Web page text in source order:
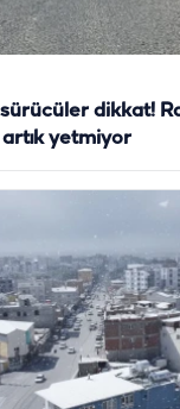
sürücüler dikkat!
yetmiyor